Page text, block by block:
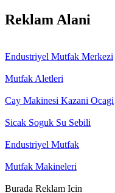
Reklam Alani
Endustriyel Mutfak Merkezi
Mutfak Aletleri
Cay Makinesi Kazani Ocagi
Sicak Soguk Su Sebili
Endustriyel Mutfak
Mutfak Makineleri
Burada Reklam Icin